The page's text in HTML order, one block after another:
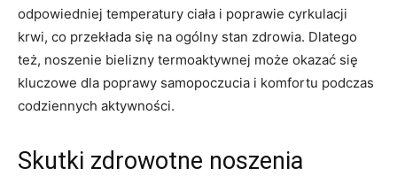
odpowiedniej temperatury ciała⁣ i poprawie cyrkulacji ​
krwi, ⁤co przekłada się na ogólny stan zdrowia. Dlatego
też, noszenie bielizny termoaktywnej może okazać ⁣się
kluczowe ⁣dla ⁤poprawy‌ samopoczucia i komfortu podczas
codziennych aktywności.
Skutki zdrowotne⁢ noszenia